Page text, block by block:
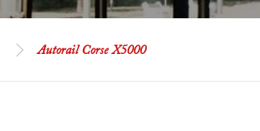
Autorail Corse X5000